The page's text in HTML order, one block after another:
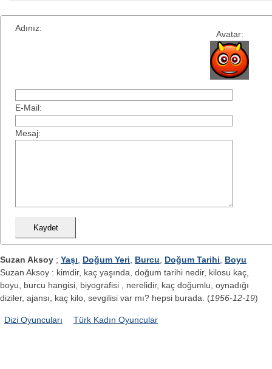
Avatar:
Adınız:
E-Mail:
Mesaj:
Suzan Aksoy ; Yaşı Doğum Yeri Burcu Doğum Tarihi
Boyu
Suzan Aksoy : kimdir, kaç yaşında, doğum tarihi nedir, kilosu kaç,
boyu, burcu hangisi, biyografisi , nerelidir, kaç doğumlu, oynadığı
diziler, ajansı, kaç kilo, sevgilisi var mı? hepsi burada. (1956-12-19)
Dizi Oyuncuları Türk Kadın Oyuncular